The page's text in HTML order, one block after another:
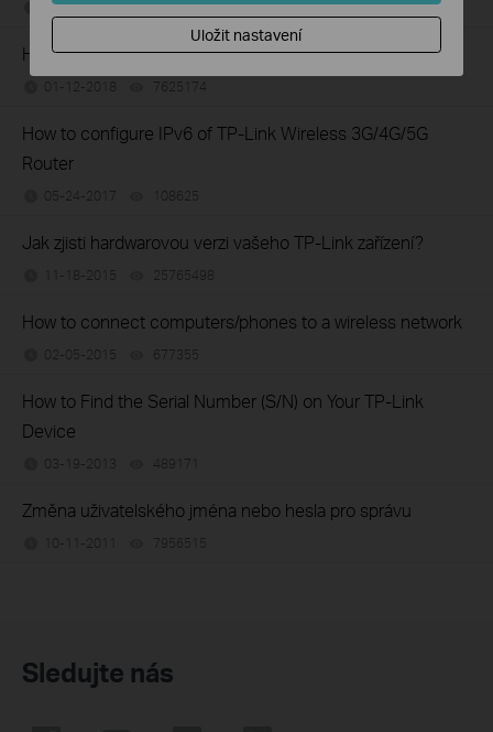
03-11-2019 16289804views
How to Find the Model Number of Your TP-Link Device
01-12-2018 7625174
How to configure IPv6 of TP-Link Wireless 3G/4G/5G
Router
05-24-2017 108625
Jak zjisti hardwarovou verzi vašeho TP-Link zařízení?
11-18-2015 25765498
How to connect computers/phones to a wireless network
02-05-2015 677355
How to Find the Serial Number (S/N) on Your TP-Link
Device
03-19-2013 489171
Změna uživatelského jména nebo hesla pro správu
10-11-2011 7956515
Sledujte nás
Uložit nastavení